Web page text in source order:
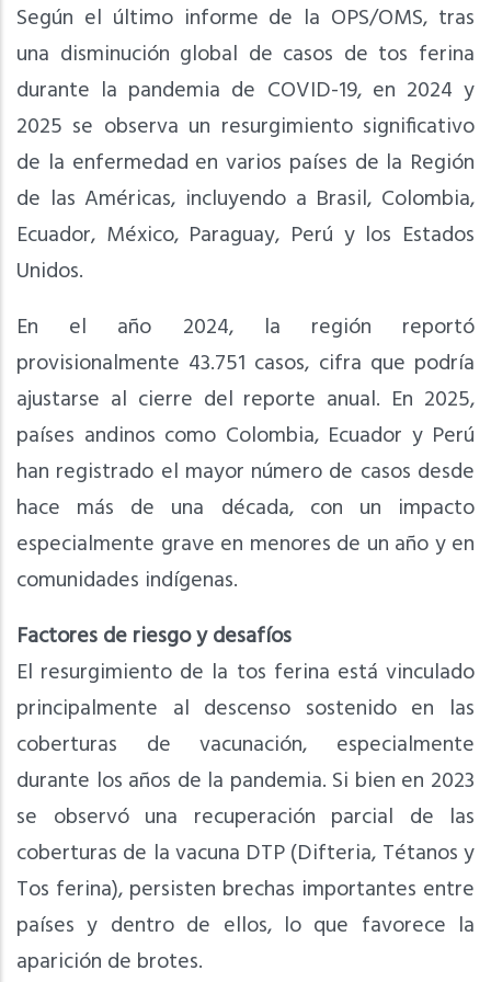
Según el último informe de la OPS/OMS, tras
una disminución global de casos de tos ferina
durante la pandemia de COVID-19, en 2024 y
2025 se observa un resurgimiento significativo
de la enfermedad en varios países de la Región
de las Américas, incluyendo a Brasil, Colombia,
Ecuador, México, Paraguay, Perú y los Estados
Unidos.
En el año 2024, la región reportó
provisionalmente 43.751 casos, cifra que podría
ajustarse al cierre del reporte anual. En 2025,
países andinos como Colombia, Ecuador y Perú
han registrado el mayor número de casos desde
hace más de una década, con un impacto
especialmente grave en menores de un año y en
comunidades indígenas.
Factores de riesgo y desafíos
El resurgimiento de la tos ferina está vinculado
principalmente al descenso sostenido en las
coberturas de vacunación, especialmente
durante los años de la pandemia. Si bien en 2023
se observó una recuperación parcial de las
coberturas de la vacuna DTP (Difteria, Tétanos y
Tos ferina), persisten brechas importantes entre
países y dentro de ellos, lo que favorece la
aparición de brotes.